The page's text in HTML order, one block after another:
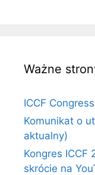
Ważne
ICCF
Komunikat o
aktualny)
Kongres ICCF
skrócie na